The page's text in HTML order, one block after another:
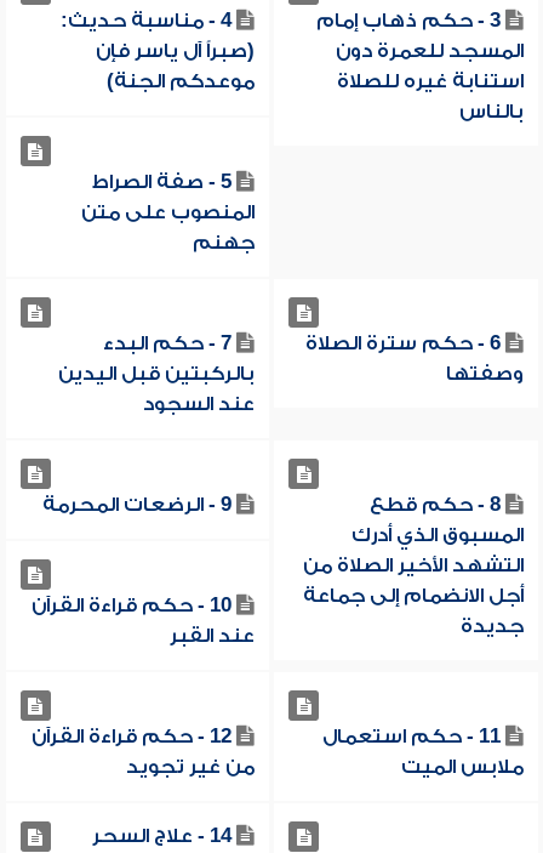
3 - حكم ذهاب إمام
المسجد للعمرة دون
استنابة غيره للصلاة
بالناس
4 - مناسبة حديث:
(صبراً آل ياسر فإن
موعدكم الجنة)
5 - صفة الصراط
المنصوب على متن
جهنم
6 - حكم سترة الصلاة
وصفتها
7 - حكم البدء
بالركبتين قبل اليدين
عند السجود
8 - حكم قطع
المسبوق الذي أدرك
التشهد الأخير الصلاة من
أجل الانضمام إلى جماعة
جديدة
9 - الرضعات المحرمة
10 - حكم قراءة القرآن
عند القبر
11 - حكم استعمال
ملابس الميت
12 - حكم قراءة القرآن
من غير تجويد
14 - علاج السحر